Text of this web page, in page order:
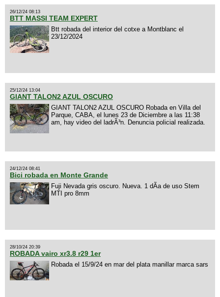
26/12/24 08:13
BTT MASSI TEAM EXPERT
Btt robada del interior del cotxe a Montblanc el
23/12/2024
25/12/24 13:04
GIANT TALON2 AZUL OSCURO
GIANT TALON2 AZUL OSCURO Robada en Villa del
Parque, CABA, el lunes 23 de Diciembre a las 11:38
am, hay video del ladrÃ³n. Denuncia policial realizada.
24/12/24 08:41
Bici robada en Monte Grande
Fuji Nevada gris oscuro. Nueva. 1 dÃ­a de uso Stem
MTI pro 8mm
28/10/24 20:39
ROBADA vairo xr3.8 r29 1er
Robada el 15/9/24 en mar del plata manillar marca sars